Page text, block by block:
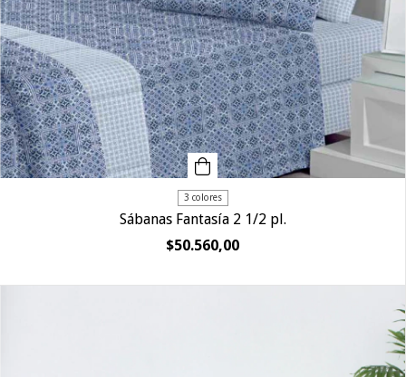
3 colores
Sábanas Fantasía 2 1/2 pl.
$50.560,00